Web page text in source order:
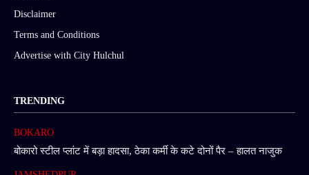
Disclaimer
Terms and Conditions
Advertise with City Hulchul
TRENDING
BOKARO
बोकारो स्टील प्लांट में बड़ा हादसा, ठेका कर्मी के कटे दोनों पैर – हालत नाजुक